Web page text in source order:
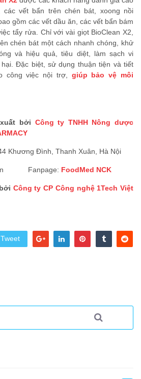
các vết bẩn trên chén bát, xoong nồi
gồm các vết dầu ăn, các vết bẩn bám
tẩy rửa. Chỉ với vài giọt BioClean X2,
chén bát một cách nhanh chóng, khử
và hiệu quả, tiêu diệt, làm sạch vi
Đặc biệt, sử dụng thuận tiện và tiết
công việc nội trợ, giúp bảo vệ môi
bởi Công ty TNHH Nông dược
Khương Đình, Thanh Xuân, Hà Nội
Fanpage: FoodMed NCK
Công ty CP Công nghệ 1TechViệt
Tweet